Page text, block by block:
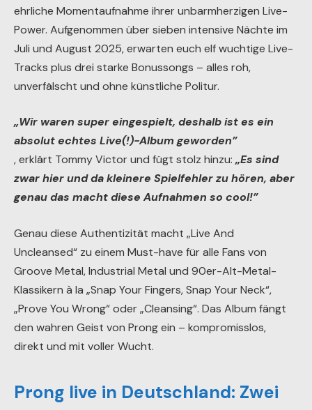
ehrliche Momentaufnahme ihrer unbarmherzigen Live-
Power. Aufgenommen über sieben intensive Nächte im
Juli und August 2025, erwarten euch elf wuchtige Live-
Tracks plus drei starke Bonussongs – alles roh,
unverfälscht und ohne künstliche Politur.
„Wir waren super eingespielt, deshalb ist es ein
absolut echtes Live(!)-Album geworden”
, erklärt Tommy Victor und fügt stolz hinzu: „Es sind
zwar hier und da kleinere Spielfehler zu hören, aber
genau das macht diese Aufnahmen so cool!”
Genau diese Authentizität macht „Live And
Uncleansed“ zu einem Must-have für alle Fans von
Groove Metal, Industrial Metal und 90er-Alt-Metal-
Klassikern à la „Snap Your Fingers, Snap Your Neck“,
„Prove You Wrong“ oder „Cleansing“. Das Album fängt
den wahren Geist von Prong ein – kompromisslos,
direkt und mit voller Wucht.
Prong live in Deutschland: Zwei